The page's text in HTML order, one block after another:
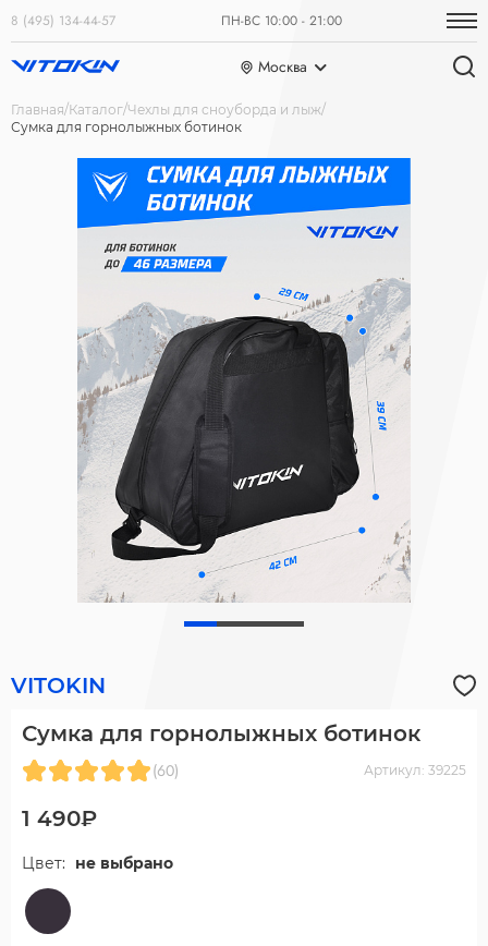
8 (495) 134-44-57 ПН-ВС 10:00 - 21:00
Москва
Главная Каталог Чехлы для сноуборда и лыж
Сумка для горнолыжных ботинок
VITOKIN
Сумка для горнолыжных ботинок
(60) Артикул: 39225
1 490₽
Цвет: не выбрано